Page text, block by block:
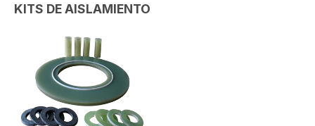
KITS DE AISLAMIENTO